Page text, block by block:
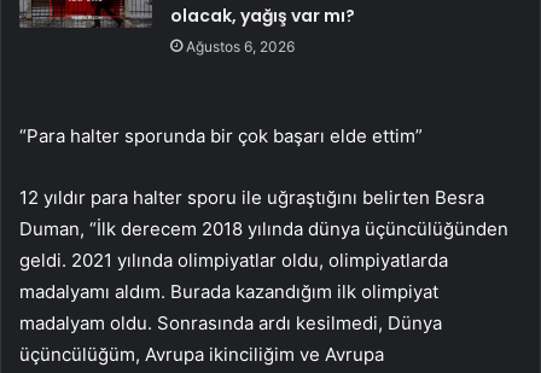
olacak, yağış var mı?
Ağustos 6, 2026
“Para halter sporunda bir çok başarı elde ettim”
12 yıldır para halter sporu ile uğraştığını belirten Besra
Duman, “İlk derecem 2018 yılında dünya üçüncülüğünden
geldi. 2021 yılında olimpiyatlar oldu, olimpiyatlarda
madalyamı aldım. Burada kazandığım ilk olimpiyat
madalyam oldu. Sonrasında ardı kesilmedi, Dünya
üçüncülüğüm, Avrupa ikinciliğim ve Avrupa